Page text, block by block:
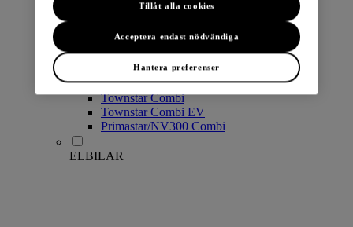
Qashqai
LEAF
ARIYA
X-Trail
Townstar Combi
Townstar Combi EV
Primastar/NV300 Combi
ELBILAR
Hantera preferenser
Acceptera endast nödvändiga
Tillåt alla cookies